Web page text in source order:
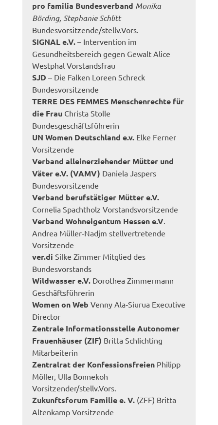
pro familia Bundesverband Monika
Börding, Stephanie Schlitt
Bundesvorsitzende/stellv.Vors.
SIGNAL e.V. – Intervention im
Gesundheitsbereich gegen Gewalt Alice
Westphal Vorstandsfrau
SJD– Die Falken Loreen Schreck
Bundesvorsitzende
TERRE DES FEMMES Menschenrechte für
die Frau Christa Stolle
Bundesgeschäftsführerin
UN Women Deutschland e.v. Elke Ferner
Vorsitzende
Verband alleinerziehender Mütter und
Väter e.V. (VAMV) Daniela Jaspers
Bundesvorsitzende
Verband berufstätiger Mütter e.V.
Cornelia Spachtholz Vorstandsvorsitzende
Verband Wohneigentum Hessen e.V.
Andrea Müller‐Nadjm stellvertretende
Vorsitzende
ver.di Silke Zimmer Mitglied des
Bundesvorstands
Wildwasser e.V. Dorothea Zimmermann
Geschäftsführerin
Women on Web Venny Ala‐Siurua Executive
Director
Zentrale Informationsstelle Autonomer
Frauenhäuser (ZIF) Britta Schlichting
Mitarbeiterin
Zentralrat der Konfessionsfreien Philipp
Möller, Ulla Bonnekoh
Vorsitzender/stellv.Vors.
Zukunftsforum Familie e. V. (ZFF) Britta
Altenkamp Vorsitzende